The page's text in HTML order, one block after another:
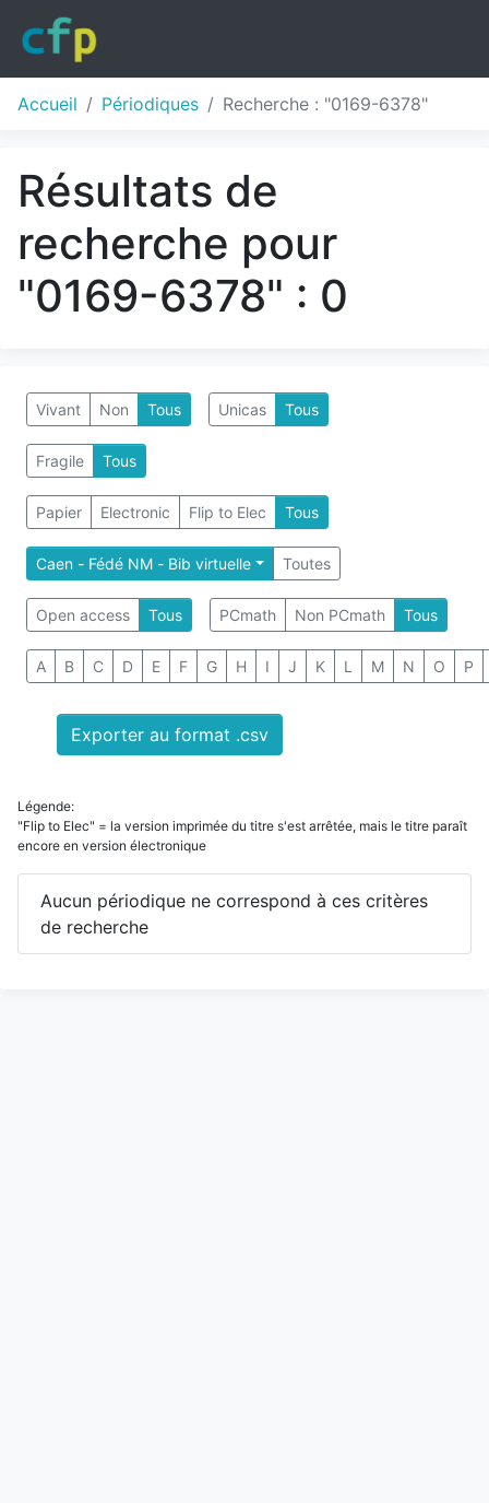
Accueil Périodiques Recherche : "0169-6378"
Résultats de
recherche pour
"0169-6378" : 0
Vivant Non Tous Unicas Tous
Fragile Tous
Papier Electronic Flip to Elec Tous
Caen - Fédé NM - Bib virtuelle Toutes
Open access Tous PCmath Non PCmath Tous
A B C D E F G H I J K L M N O P
Exporter au format .csv
Légende:
"Flip to Elec" = la version imprimée du titre s'est arrêtée, mais le titre paraît
encore en version électronique
Aucun périodique ne correspond à ces critères
de recherche